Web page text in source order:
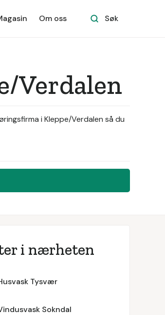
Om oss Søk
Verdalen
i Kleppe/Verdalen så du
i nærheten
Tysvær
Sokndal